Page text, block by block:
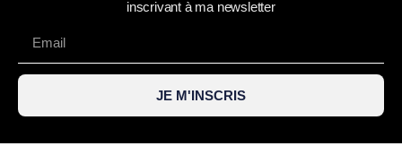
inscrivant à ma newsletter
JE M'INSCRIS